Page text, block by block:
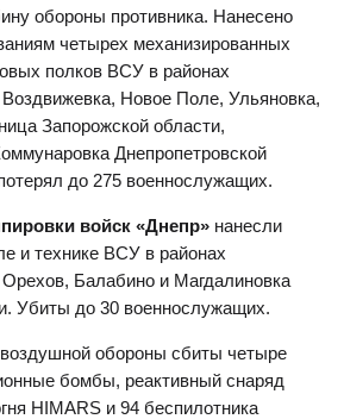
обороны противника. Нанесено
четырех механизированных
полков ВСУ в районах
Новое Поле, Ульяновка,
Запорожской области,
Днепропетровской
до 275 военнослужащих.
войск «Днепр» нанесли
и технике ВСУ в районах
Балабино и Магдалиновка
Убиты до 30 военнослужащих.
обороны сбиты четыре
бомбы, реактивный снаряд
HIMARS и 94 беспилотника